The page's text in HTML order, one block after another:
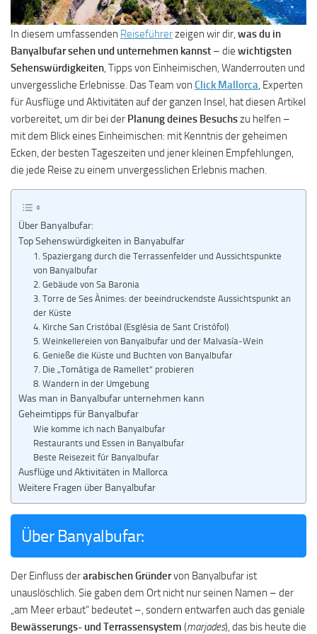
In diesem umfassenden Reiseführerzeigen wir dir, was du in
Banyalbufar sehen und unternehmen kannst – die wichtigsten
Sehenswürdigkeiten , Tipps von Einheimischen, Wanderrouten und
unvergessliche Erlebnisse. Das Team von Click Mallorca , Experten
für Ausflüge und Aktivitäten auf der ganzen Insel, hat diesen Artikel
vorbereitet, um dir bei der Planung deines Besuchszu helfen –
mit dem Blick eines Einheimischen: mit Kenntnis der geheimen
Ecken, der besten Tageszeiten und jener kleinen Empfehlungen,
die jede Reise zu einem unvergesslichen Erlebnis machen.
Über Banyalbufar:
Top Sehenswürdigkeiten in Banyabulfar
1. Spaziergang durch die Terrassenfelder und Aussichtspunkte
von Banyalbufar
2. Gebäude von Sa Baronia
3. Torre de Ses Ànimes: der beeindruckendste Aussichtspunkt an
der Küste
4. Kirche San Cristóbal (Església de Sant Cristòfol)
5. Weinkellereien von Banyalbufar und der Malvasía-Wein
6. Genieße die Küste und Buchten von Banyalbufar
7. Die „Tomàtiga de Ramellet“ probieren
8. Wandern in der Umgebung
Was man in Banyalbufar unternehmen kann
Geheimtipps für Banyalbufar
Wie komme ich nach Banyalbufar
Restaurants und Essen in Banyalbufar
Beste Reisezeit fúr Banyalbufar
Ausflüge und Aktivitäten in Mallorca
Weitere Fragen über Banyalbufar
Über Banyalbufar:
Der Einfluss derarabischen Gründervon Banyalbufar ist
unauslöschlich. Sie gaben dem Ort nicht nur seinen Namen – der
„am Meer erbaut“ bedeutet –, sondern entwarfen auch das geniale
Bewässerungs- und Terrassensystem (marjades), das bis heute die